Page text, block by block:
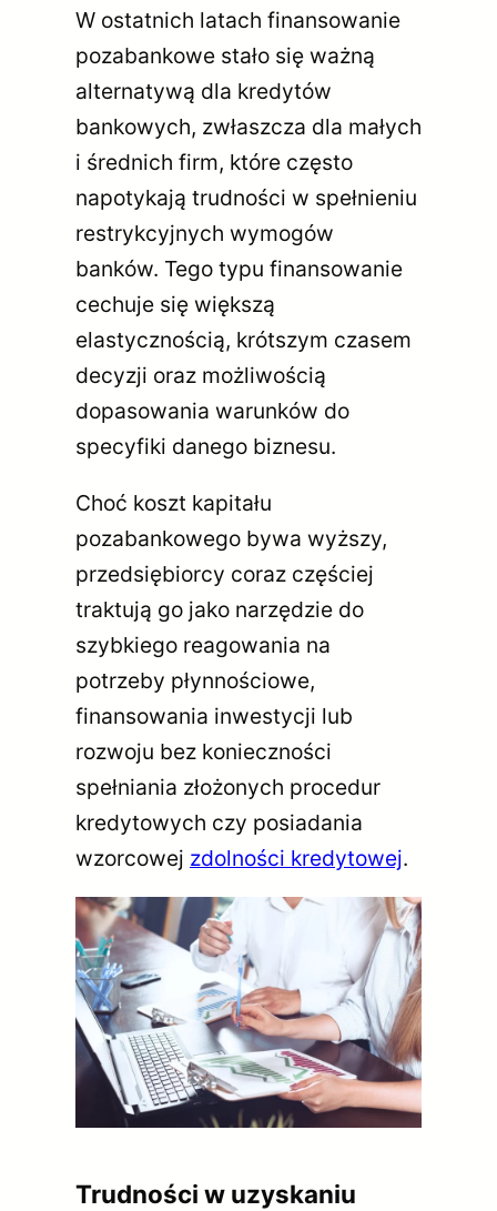
W ostatnich latach finansowanie
pozabankowe stało się ważną
alternatywą dla kredytów
bankowych, zwłaszcza dla małych
i średnich firm, które często
napotykają trudności w spełnieniu
restrykcyjnych wymogów
banków. Tego typu finansowanie
cechuje się większą
elastycznością, krótszym czasem
decyzji oraz możliwością
dopasowania warunków do
specyfiki danego biznesu.
Choć koszt kapitału
pozabankowego bywa wyższy,
przedsiębiorcy coraz częściej
traktują go jako narzędzie do
szybkiego reagowania na
potrzeby płynnościowe,
finansowania inwestycji lub
rozwoju bez konieczności
spełniania złożonych procedur
kredytowych czy posiadania
wzorcowej zdolności kredytowej.
Trudności w uzyskaniu